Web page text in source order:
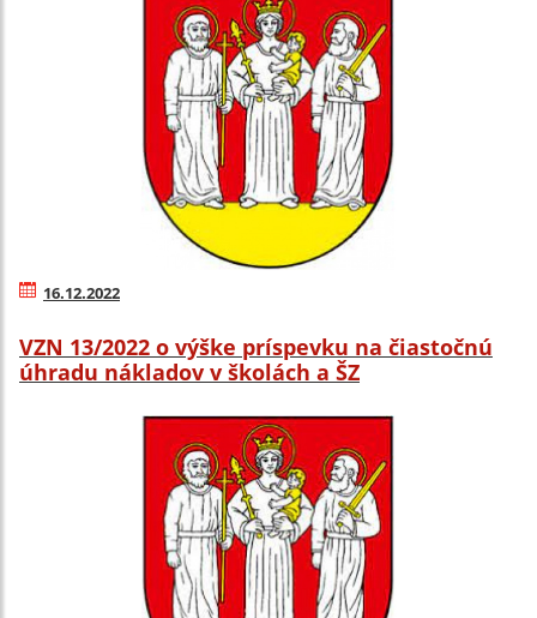
16.12.2022
VZN 13/2022 o výške príspevku na čiastočnú
úhradu nákladov v školách a ŠZ